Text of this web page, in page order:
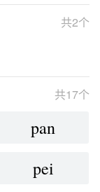
共2个
共17个
pan
pei